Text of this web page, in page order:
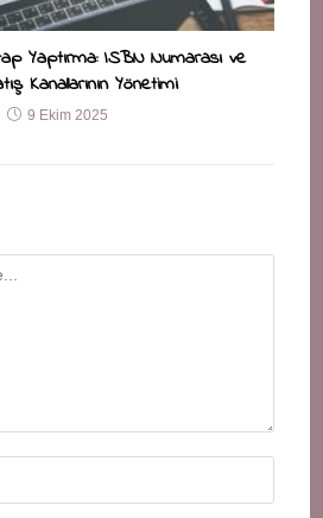
Yaptırma: ISBN Numarası ve
Kanallarının Yönetimi
9 Ekim 2025